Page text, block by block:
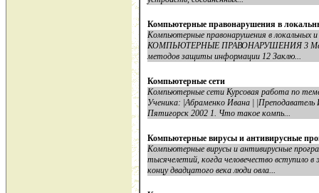
Компьютерные правонарушения в
Компьютерные правонарушения в локальных
КОМПЬЮТЕРНЫЕ ПРАВОНАРУШЕНИЯ 3
методов защиты информации 12 Заклю...
Компьютерные сети
Компьютерные сети Курсовая работа по
Ученика: |Абраменко Ивана |
Пятигорск 2002 1. Что такое компь...
Компьютерные вирусы и антивирусные
Компьютерные вирусы и антивирусные
тысячелетий, когда человечество вступило в
концу двадцатого века люди овла...